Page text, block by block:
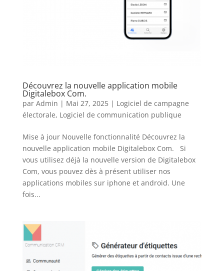
Découvrez la nouvelle application mobile
Digitalebox Com.
par Admin | Mai 27, 2025| Logiciel de campagne
électorale, Logiciel de communication publique
Mise à jour Nouvelle fonctionnalité Découvrez la
nouvelle application mobile Digitalebox Com. Si
vous utilisez déjà la nouvelle version de Digitalebox
Com, vous pouvez dès à présent utiliser nos
applications mobiles sur iphone et android. Une
fois...